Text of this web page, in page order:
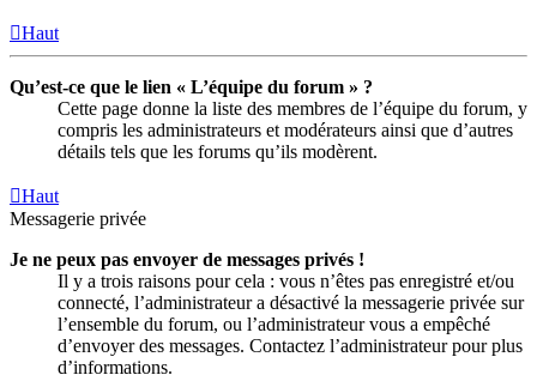
Haut
Qu’est-ce que le lien « L’équipe du forum » ?
Cette page donne la liste des membres de l’équipe du forum, y
compris les administrateurs et modérateurs ainsi que d’autres
détails tels que les forums qu’ils modèrent.
Haut
Messagerie privée
Je ne peux pas envoyer de messages privés !
Il y a trois raisons pour cela : vous n’êtes pas enregistré et/ou
connecté, l’administrateur a désactivé la messagerie privée sur
l’ensemble du forum, ou l’administrateur vous a empêché
d’envoyer des messages. Contactez l’administrateur pour plus
d’informations.